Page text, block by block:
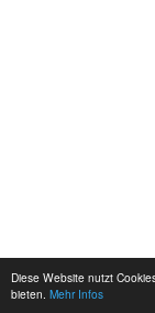
Diese Website nutzt
bieten. Mehr Infos